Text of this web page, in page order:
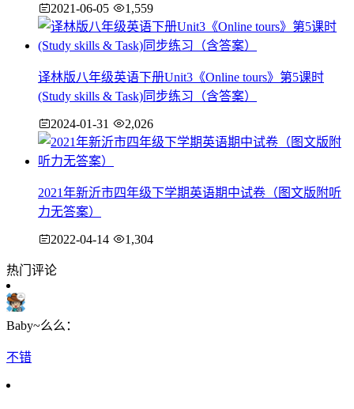
2021-06-05 1,559
译林版八年级英语下册Unit3《Online tours》第5课时
(Study skills & Task)同步练习（含答案）
2024-01-31 2,026
2021年新沂市四年级下学期英语期中试卷（图文版附听
力无答案）
2022-04-14 1,304
热门评论
Baby~么么：
不错